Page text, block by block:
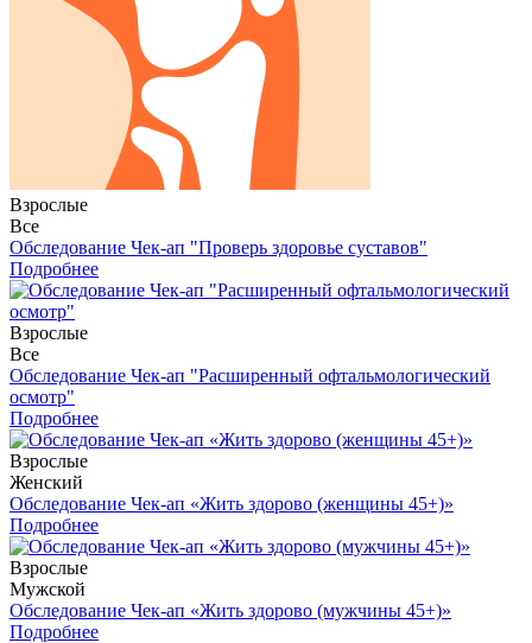
Взрослые
Все
Обследование Чек-ап "Проверь здоровье суставов"
Подробнее
Взрослые
Все
Обследование Чек-ап "Расширенный офтальмологический
осмотр"
Подробнее
Взрослые
Женский
Обследование Чек-ап «Жить здорово (женщины 45+)»
Подробнее
Взрослые
Мужской
Обследование Чек-ап «Жить здорово (мужчины 45+)»
Подробнее